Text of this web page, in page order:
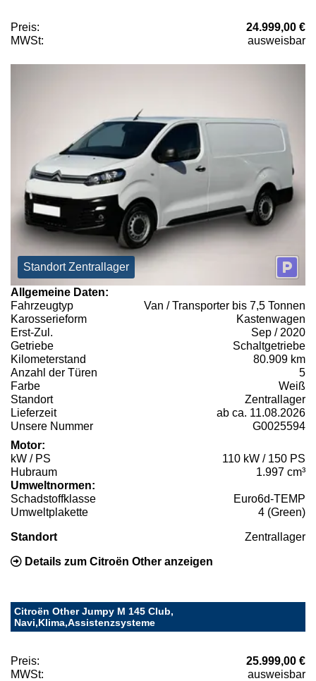
Preis:
24.999,00 €
MWSt:
ausweisbar
Standort Zentrallager
Allgemeine Daten:
Fahrzeugtyp
Van / Transporter bis 7,5 Tonnen
Karosserieform
Kastenwagen
Erst-Zul.
Sep / 2020
Getriebe
Schaltgetriebe
Kilometerstand
80.909 km
Anzahl der Türen
5
Farbe
Weiß
Standort
Zentrallager
Lieferzeit
ab ca. 11.08.2026
Unsere Nummer
G0025594
Motor:
kW / PS
110 kW / 150 PS
Hubraum
1.997 cm³
Umweltnormen:
Schadstoffklasse
Euro6d-TEMP
Umweltplakette
4 (Green)
Standort Zentrallager
Details zum Citroën Other anzeigen
Citroën Other Jumpy M 145 Club,
Navi,Klima,Assistenzsysteme
Preis:
25.999,00 €
MWSt:
ausweisbar